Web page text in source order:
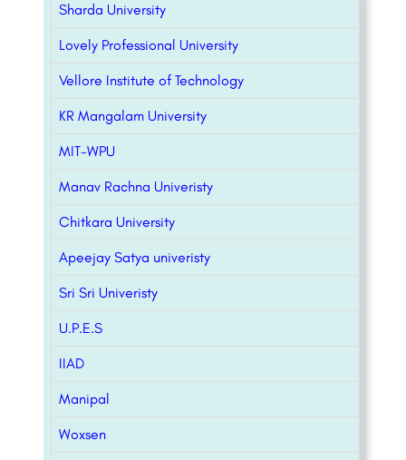
Sharda University
Lovely Professional University
Vellore Institute of Technology
KR Mangalam University
MIT-WPU
Manav Rachna Univeristy
Chitkara University
Apeejay Satya univeristy
Sri Sri Univeristy
U.P.E.S
IIAD
Manipal
Woxsen